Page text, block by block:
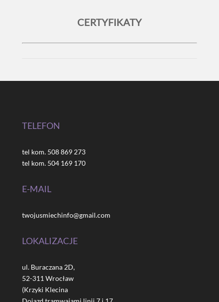
CERTYFIKATY
TELEFON
tel kom. 508 869 273
tel kom. 504 169 170
E-MAIL
twojusmiechinfo@gmail.com
LOKALIZACJE
ul. Buraczana 2D,
52-311 Wrocław
(Krzyki Klecina